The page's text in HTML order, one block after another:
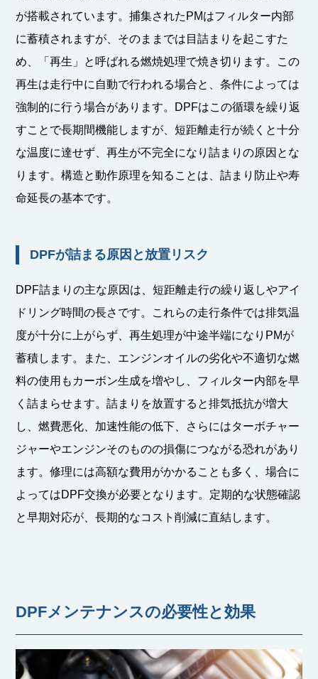
が搭載されています。捕集されたPMはフィルター内部
に蓄積されますが、そのままでは目詰まりを起こすた
め、「再生」と呼ばれる燃焼処理で焼き切ります。この
再生は走行中に自動で行われる場合と、条件によっては
強制的に行う場合があります。DPFはこの循環を繰り返
すことで長期間機能しますが、短距離走行が続くと十分
な温度に達せず、再生が不完全になり詰まりの原因とな
ります。構造と動作原理を知ることは、詰まり防止や寿
命延長の基本です。
DPFが詰まる原因と放置リスク
DPF詰まりの主な原因は、短距離走行の繰り返しやアイ
ドリング時間の長さです。これらの走行条件では排気温
度が十分に上がらず、再生処理が中途半端になりPMが
蓄積します。また、エンジンオイルの劣化や不適切な燃
料の使用もカーボン生成を増やし、フィルター内部を早
く詰まらせます。詰まりを放置すると排気抵抗が増大
し、燃費悪化、加速性能の低下、さらにはターボチャー
ジャーやエンジンそのものの損傷につながる恐れがあり
ます。修理には高額な費用がかかることも多く、場合に
よってはDPF交換が必要となります。定期的な状態確認
と早期対応が、長期的なコスト削減に直結します。
DPFメンテナンスの必要性と効果